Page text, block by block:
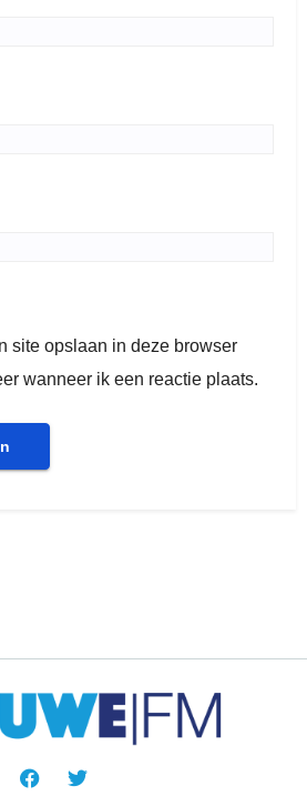
site opslaan in deze browser
wanneer ik een reactie plaats.